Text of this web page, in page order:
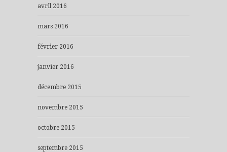
avril 2016
mars 2016
février 2016
janvier 2016
décembre 2015
novembre 2015
octobre 2015
septembre 2015